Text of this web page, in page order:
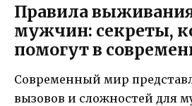
Правила
мужчин: секреты,
помогут в
Современный мир
вызовов и сложностей для